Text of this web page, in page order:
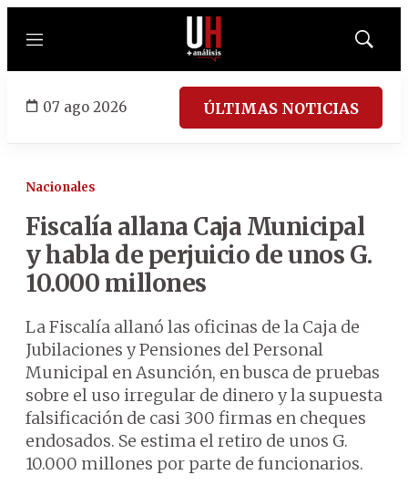
Menú
Mostrar
07 ago 2026 ÚLTIMAS NOTICIAS
Nacionales
Fiscalía allana Caja Municipal
y habla de perjuicio de unos G.
10.000 millones
La Fiscalía allanó las oficinas de la Caja de
Jubilaciones y Pensiones del Personal
Municipal en Asunción, en busca de pruebas
sobre el uso irregular de dinero y la supuesta
falsificación de casi 300 firmas en cheques
endosados. Se estima el retiro de unos G.
10.000 millones por parte de funcionarios.